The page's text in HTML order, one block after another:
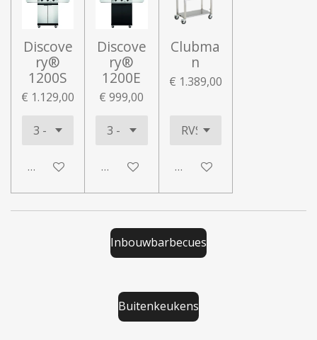
Discove
ry®
1200S
€ 1.129,00
In winkelwagen
Discove
ry®
1200E
€ 999,00
In winkelwagen
Clubma
n
€ 1.389,00
In winkelwagen
Inbouwbarbecues
Buitenkeukens